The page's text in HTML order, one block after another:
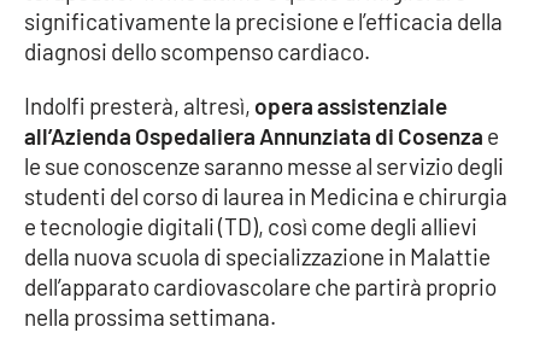
Crotone
Vibo Valentia
Reggio Calabria
Cosenza
Lamezia Terme
significativamente la precisione e l’efficacia della
diagnosi dello scompenso cardiaco.
Indolfi presterà, altresì, opera assistenziale
all’Azienda Ospedaliera Annunziata di Cosenza e
le sue conoscenze saranno messe al servizio degli
studenti del corso di laurea in Medicina e chirurgia
e tecnologie digitali (TD), così come degli allievi
della nuova scuola di specializzazione in Malattie
dell’apparato cardiovascolare che partirà proprio
nella prossima settimana.